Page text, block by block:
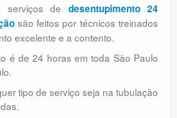
serviços de desentupimento 24
são feitos por técnicos treinados
excelente e a contento.
é de 24 horas em toda São Paulo
tipo de serviço seja na tubulação